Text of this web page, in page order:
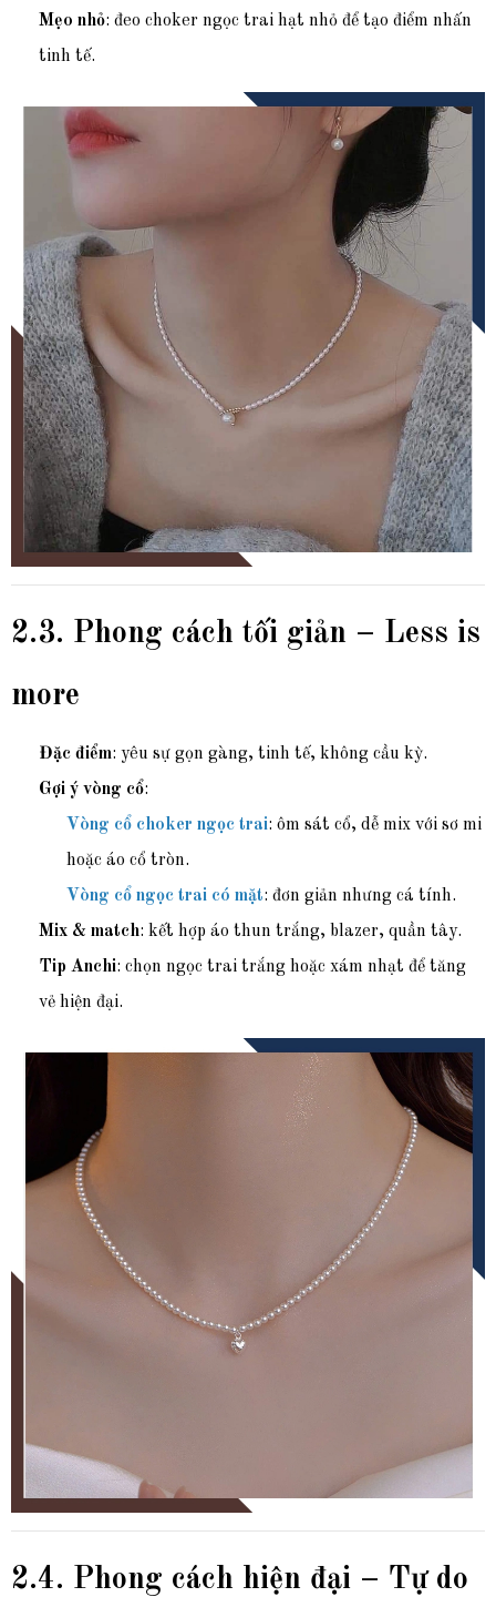
Mẹo nhỏ: đeo choker ngọc trai hạt nhỏ để tạo điểm nhấn
tinh tế.
2.3. Phong cách tối giản – Less is
more
Đặc điểm: yêu sự gọn gàng, tinh tế, không cầu kỳ.
Gợi ý vòng cổ:
Vòng cổ choker ngọc trai: ôm sát cổ, dễ mix với sơ mi
hoặc áo cổ tròn.
Vòng cổ ngọc trai có mặt: đơn giản nhưng cá tính.
Mix & match: kết hợp áo thun trắng, blazer, quần tây.
Tip Anchi: chọn ngọc trai trắng hoặc xám nhạt để tăng
vẻ hiện đại.
2.4. Phong cách hiện đại – Tự do